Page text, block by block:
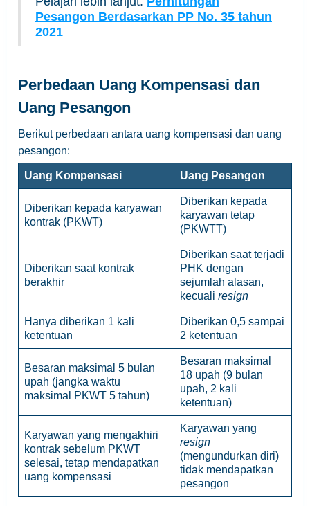
Pesangon Berdasarkan PP No. 35 tahun
2021
Perbedaan Uang Kompensasi dan
Uang Pesangon
Berikut perbedaan antara uang kompensasi dan uang
pesangon:
Uang Kompensasi Uang Pesangon
Diberikan kepada karyawan
kontrak (PKWT)
Diberikan kepada
karyawan tetap
(PKWTT)
Diberikan saat kontrak
berakhir
Diberikan saat terjadi
PHK dengan
sejumlah alasan,
kecuali resign
Hanya diberikan 1 kali
ketentuan
Diberikan 0,5 sampai
2 ketentuan
Besaran maksimal 5 bulan
upah (jangka waktu
maksimal PKWT 5 tahun)
Besaran maksimal
18 upah (9 bulan
upah, 2 kali
ketentuan)
Karyawan yang mengakhiri
kontrak sebelum PKWT
selesai, tetap mendapatkan
uang kompensasi
Karyawan yang
resign
(mengundurkan diri)
tidak mendapatkan
pesangon